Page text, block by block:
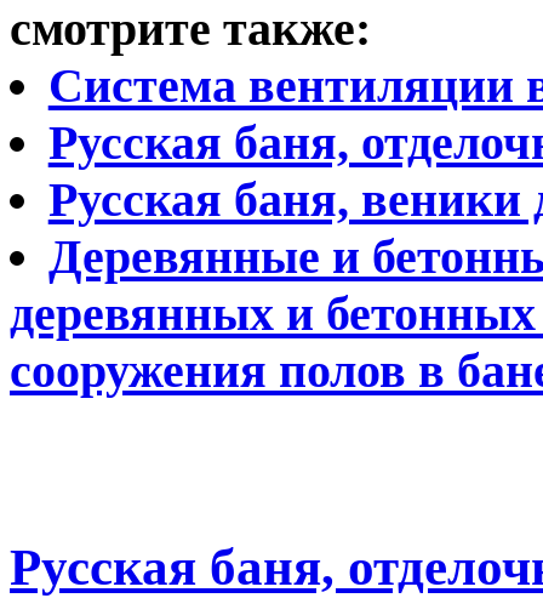
смотрите также:
Система вентиляции
Русская баня,
Русская баня, веники
Деревянные и
деревянных и
сооружения полов в
Русская баня,